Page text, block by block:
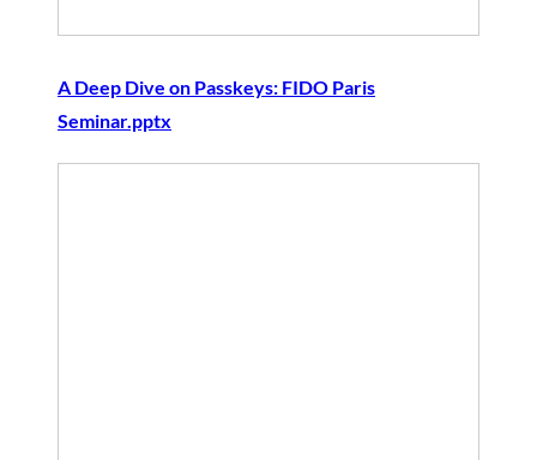
A Deep Dive on Passkeys: FIDO Paris
Seminar.pptx